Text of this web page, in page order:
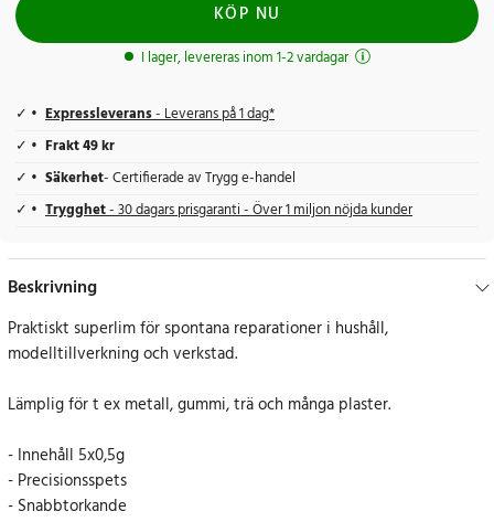
KÖP NU
I lager, levereras inom 1-2 vardagar
Expressleverans- Leverans på 1 dag*
Frakt 49 kr
Säkerhet- Certifierade av Trygg e-handel
Trygghet- 30 dagars prisgaranti - Över 1 miljon nöjda kunder
Beskrivning
Praktiskt superlim för spontana reparationer i hushåll,
modelltillverkning och verkstad.
Lämplig för t ex metall, gummi, trä och många plaster.
- Innehåll 5x0,5g
- Precisionsspets
- Snabbtorkande